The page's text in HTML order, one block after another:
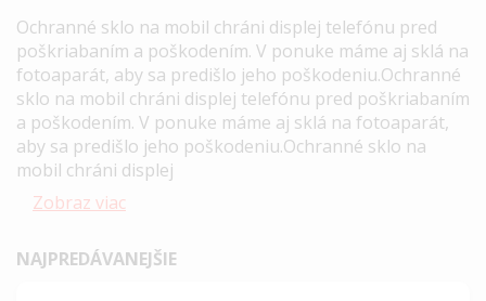
Ochranné sklo na mobil chráni displej telefónu pred
poškriabaním a poškodením. V ponuke máme aj sklá na
fotoaparát, aby sa predišlo jeho poškodeniu.Ochranné
sklo na mobil chráni displej telefónu pred poškriabaním
a poškodením. V ponuke máme aj sklá na fotoaparát,
aby sa predišlo jeho poškodeniu.Ochranné sklo na
mobil chráni displej
Zobraz viac
NAJPREDÁVANEJŠIE